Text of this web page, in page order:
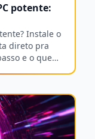
potente:
Instale o
direto pra
e o que